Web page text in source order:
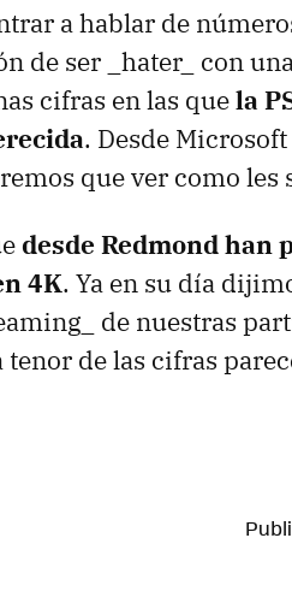
a hablar de
de ser _hater_ con
cifras en las quela
. Desde
que ver como les
desde Redmond han
4K. Ya en su día
de nuestras
tenor de las cifras